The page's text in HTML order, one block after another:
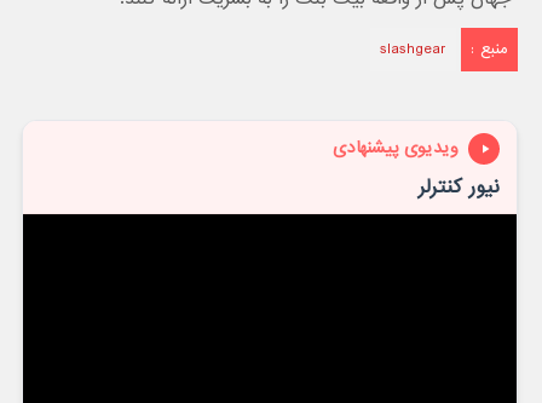
منبع : slashgear
ویدیوی پیشنهادی
نیور کنترلر